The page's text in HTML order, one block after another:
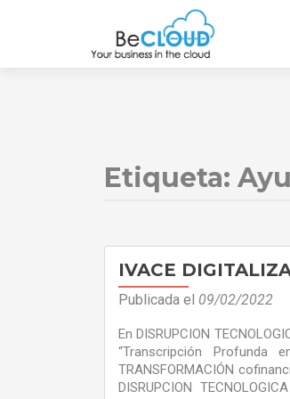
Etiqueta:
IVACE
Publicada el 09/02/2022
En DISRUPCION
“Transcripción Profunda
TRANSFORMACIÓN
DISRUPCION